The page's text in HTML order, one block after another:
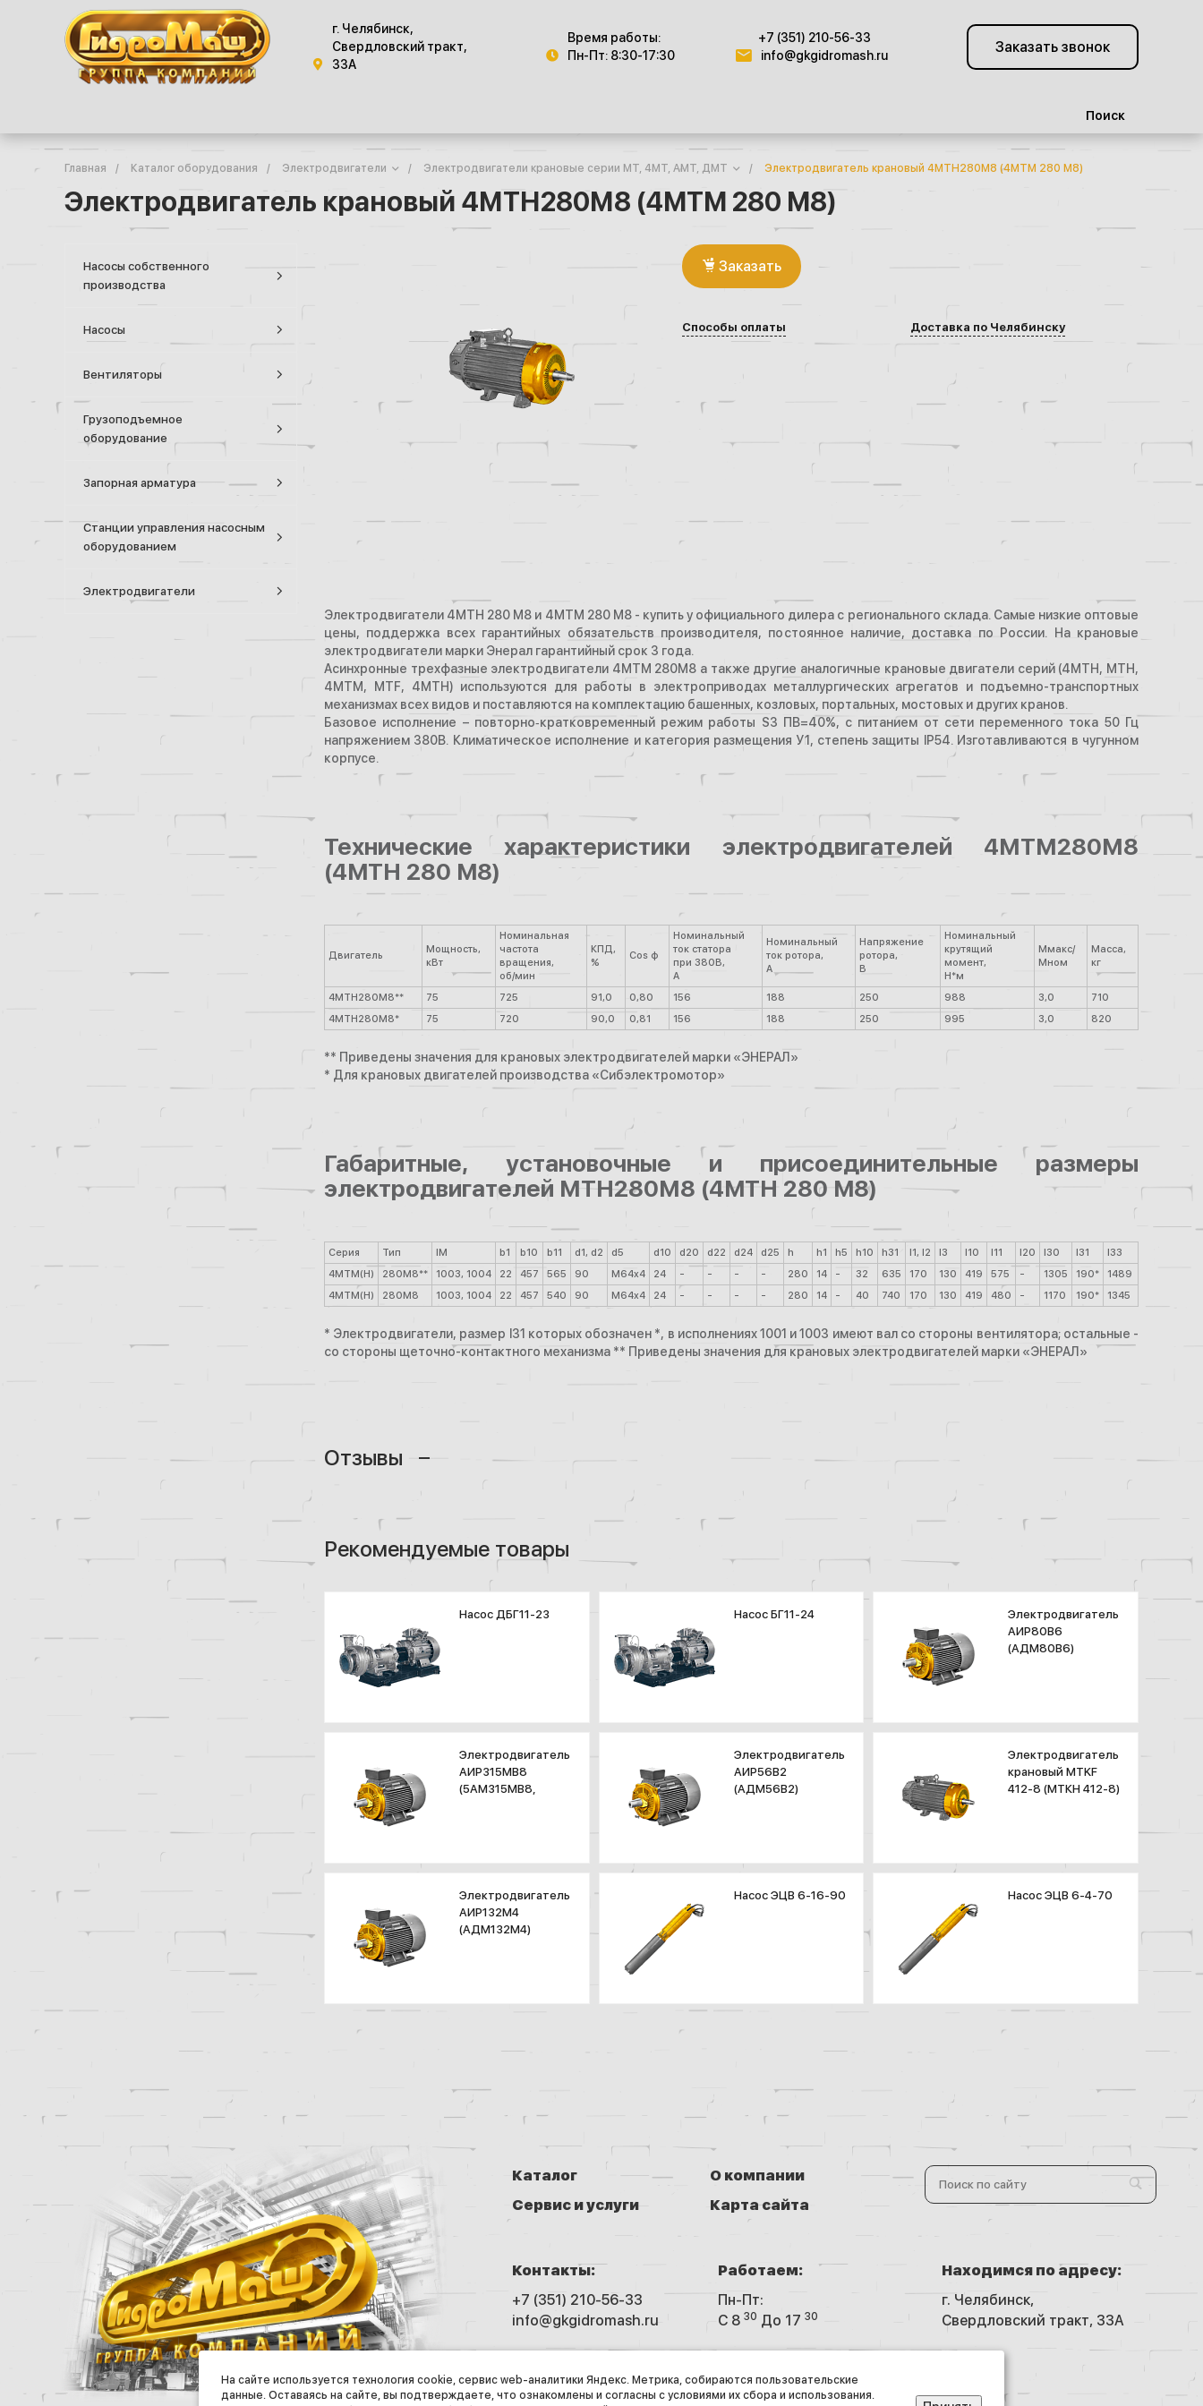
г. Челябинск,
Свердловский тракт,
33А
Время работы:
Пн-Пт: 8:30-17:30
+7 (351) 210-56-33
info@gkgidromash.ru
Заказать звонок
Поиск
Главная / Каталог оборудования / Электродвигатели / Электродвигатели крановые серии МТ, 4МТ, AMT, ДMT / Электродвигатель крановый 4МТН280М8 (4MTM 280 M8)
Электродвигатель крановый 4МТН280М8 (4MTM 280 M8)
Насосы собственного
производства
Насосы
Вентиляторы
Грузоподъемное
оборудование
Запорная арматура
Станции управления насосным
оборудованием
Электродвигатели
Заказать
Способы оплаты Доставка по Челябинску
Электродвигатели 4MTH 280 M8 и 4MTM 280 M8 - купить у официального дилера с регионального склада. Самые низкие оптовые
цены, поддержка всех гарантийных обязательств производителя, постоянное наличие, доставка по России. На крановые
электродвигатели марки Энерал гарантийный срок 3 года.
Асинхронные трехфазные электродвигатели 4МТМ 280М8 а также другие аналогичные крановые двигатели серий (4МТН, МТН,
4МТМ, MTF, 4MTH) используются для работы в электроприводах металлургических агрегатов и подъемно-транспортных
механизмах всех видов и поставляются на комплектацию башенных, козловых, портальных, мостовых и других кранов.
Базовое исполнение – повторно‑кратковременный режим работы S3 ПВ=40%, с питанием от сети переменного тока 50 Гц
напряжением 380В. Климатическое исполнение и категория размещения У1, степень защиты IP54. Изготавливаются в чугунном
корпусе.
Технические характеристики электродвигателей 4МТМ280М8
(4MTH 280 M8)
Двигатель
Мощность,
кВт
Номинальная
частота
вращения,
об/мин
КПД,
%
Cos φ
Номинальный
ток статора
при 380В,
А
Номинальный
ток ротора,
А
Напряжение
ротора,
В
Номинальный
крутящий
момент,
Н*м
Ммакс/
Мном
Масса,
кг
4МТН280М8** 75 725 91,0 0,80 156 188 250 988 3,0
710
4МТН280М8*
75 720 90,0 0,81 156 188 250 995 3,0 820
** Приведены значения для крановых электродвигателей марки «ЭНЕРАЛ»
* Для крановых двигателей производства «Сибэлектромотор»
Габаритные, установочные и присоединительные размеры
электродвигателей МТН280М8 (4MTH 280 M8)
Серия Тип IM b1 b10 b11 d1, d2 d5 d10 d20 d22 d24 d25 h h1 h5 h10 h31 l1, l2 l3 l10 l11 l20 l30 l31
l33
4МТМ(Н)
280М8** 1003, 1004 22 457 565 90 М64х4 24 - - - - 280 14 - 32 635 170 130 419 575 - 1305 190*
1489
4MTM(H)
280М8 1003, 1004 22 457 540 90 М64х4 24 - - - - 280 14 - 40 740 170 130 419 480 - 1170 190* 1345
* Электродвигатели, размер l31 которых обозначен *, в исполнениях 1001 и 1003 имеют вал со стороны вентилятора; остальные -
со стороны щеточно-контактного механизма ** Приведены значения для крановых электродвигателей марки «ЭНЕРАЛ»
Отзывы
Рекомендуемые товары
Насос ДБГ11-23 Насос БГ11-24
Электродвигатель
АИР80В6
(АДМ80В6)
Электродвигатель
АИР315МВ8
(5АМ315МВ8,
Электродвигатель
АИР56В2
(АДМ56В2)
Электродвигатель
крановый MTKF
412-8 (МТКН 412-8)
Электродвигатель
АИР132М4
(АДМ132М4)
Насос ЭЦВ 6-16-90 Насос ЭЦВ 6-4-70
Каталог
О компании
Сервис и услуги
Карта сайта
Контакты:
+7 (351) 210-56-33
info@gkgidromash.ru
Работаем:
Пн-Пт:
C 8 30 До 17 30
Находимся по адресу:
г. Челябинск,
Свердловский тракт, 33А
На сайте используется технология cookie, сервис web-аналитики Яндекс. Метрика, собираются пользовательские
данные. Оставаясь на сайте, вы подтверждаете, что ознакомлены и согласны с условиями их сбора и использования.